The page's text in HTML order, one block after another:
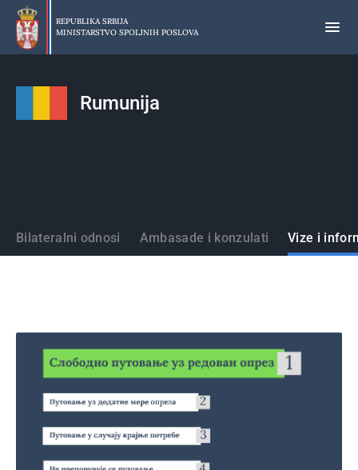
Preskoči
glavni
deo
REPUBLIKA SRBIJA
MINISTARSTVO SPOLJNIH POSLOVA
Rumunija
Države
Bilateralni odnosi Ambasade i konzulati Vize i